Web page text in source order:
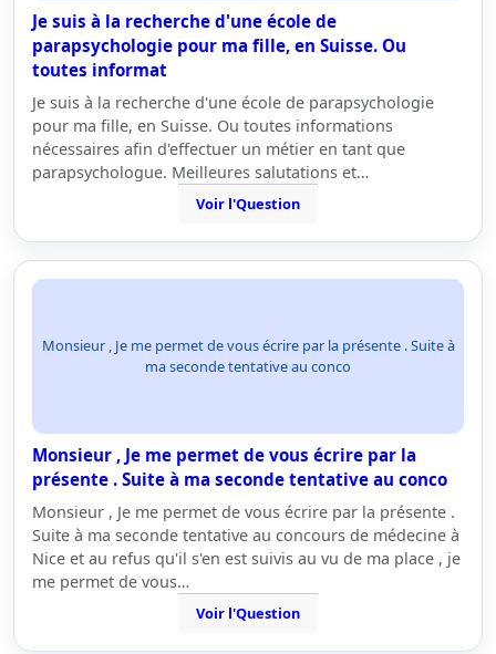
Je suis à la recherche d'une école de
parapsychologie pour ma fille, en Suisse. Ou
toutes informat
Je suis à la recherche d'une école de parapsychologie
pour ma fille, en Suisse. Ou toutes informations
nécessaires afin d'effectuer un métier en tant que
parapsychologue. Meilleures salutations et…
Voir l'Question
Monsieur , Je me permet de vous écrire par la présente . Suite à
ma seconde tentative au conco
Monsieur , Je me permet de vous écrire par la
présente . Suite à ma seconde tentative au conco
Monsieur , Je me permet de vous écrire par la présente .
Suite à ma seconde tentative au concours de médecine à
Nice et au refus qu'il s'en est suivis au vu de ma place , je
me permet de vous…
Voir l'Question